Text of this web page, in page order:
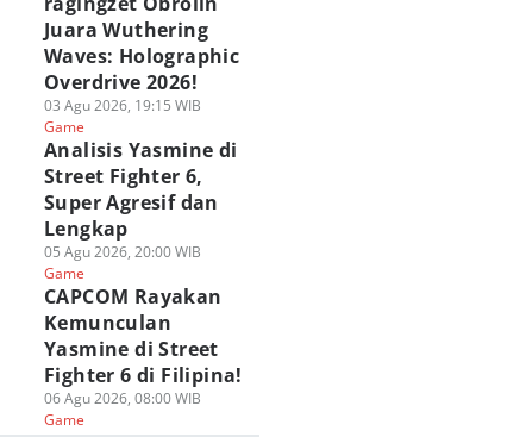
Juara Wuthering
Waves: Holographic
Overdrive 2026!
03 Agu 2026, 19:15 WIB
Game
Analisis Yasmine di
Street Fighter 6,
Super Agresif dan
Lengkap
05 Agu 2026, 20:00 WIB
Game
CAPCOM Rayakan
Kemunculan
Yasmine di Street
Fighter 6 di Filipina!
06 Agu 2026, 08:00 WIB
Game